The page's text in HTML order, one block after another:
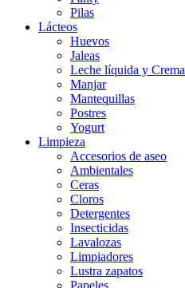
Pilas
Lácteos
Huevos
Jaleas
Leche líquida y Crema
Manjar
Mantequillas
Postres
Yogurt
Limpieza
Accesorios de aseo
Ambientales
Ceras
Cloros
Detergentes
Insecticidas
Lavalozas
Limpiadores
Lustra zapatos
Papeles